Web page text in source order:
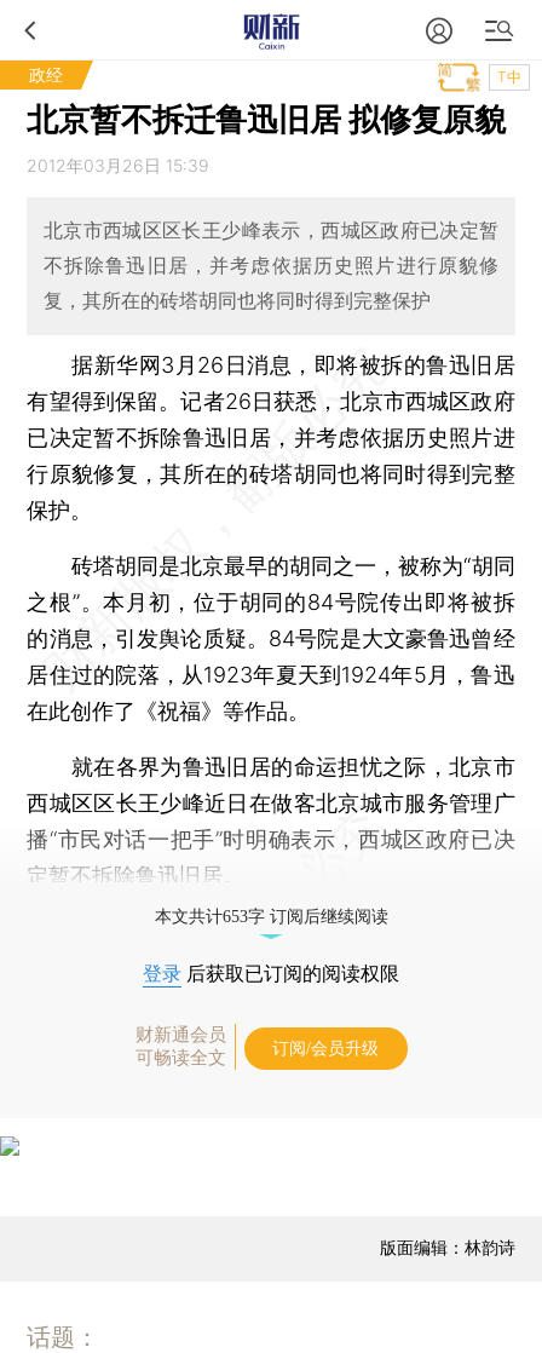
政经 T中
北京暂不拆迁鲁迅旧居 拟修复原貌
2012年03月26日 15:39
北京市西城区区长王少峰表示，西城区政府已决定暂
不拆除鲁迅旧居，并考虑依据历史照片进行原貌修
复，其所在的砖塔胡同也将同时得到完整保护
据新华网3月26日消息，即将被拆的鲁迅旧居
有望得到保留。记者26日获悉，北京市西城区政府
已决定暂不拆除鲁迅旧居，并考虑依据历史照片进
行原貌修复，其所在的砖塔胡同也将同时得到完整
保护。
砖塔胡同是北京最早的胡同之一，被称为“胡同
之根”。本月初，位于胡同的84号院传出即将被拆
的消息，引发舆论质疑。84号院是大文豪鲁迅曾经
居住过的院落，从1923年夏天到1924年5月，鲁迅
在此创作了《祝福》等作品。
就在各界为鲁迅旧居的命运担忧之际，北京市
西城区区长王少峰近日在做客北京城市服务管理广
播“市民对话一把手”时明确表示，西城区政府已决
定暂不拆除鲁迅旧居。
本文共计653字 订阅后继续阅读
登录 后获取已订阅的阅读权限
财新通会员
可畅读全文
订阅/会员升级
版面编辑：林韵诗
话题：